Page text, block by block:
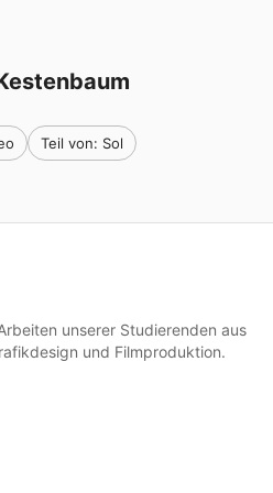
Teil von: Sol
unserer Studierenden aus
und Filmproduktion.